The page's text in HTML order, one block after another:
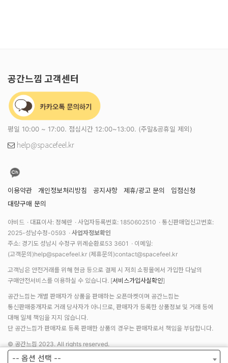
-- 옵션 선택 --
공간느낌 고객센터
평일 10:00 ~ 17:00. 점심시간 12:00~13:00. (주말&공휴일 제외)
help@spacefeel.kr
이용약관 개인정보처리방침 공지사항 제휴/광고 문의
입점신청
대량구매 문의
아비드 대표이사: 정혜란 사업자등록번호: 1850602510
통신판매업신고번호:
2025-성남수정-0593
사업자정보확인
주소: 경기도 성남시 수정구 위례순환로53 3601
이메일:
(고객문의)help@spacefeel.kr (제휴문의)contact@spacefeel.kr
고객님은 안전거래를 위해 현금 등으로 결제 시 저희 쇼핑몰에서 가입한 다날의
구매안전서비스를 이용하실 수 있습니다. [서비스가입사실확인]
공간느낌는 개별 판매자가 상품을 판매하는 오픈마켓이며 공간느낌는
통신판매중개자로 거래 당사자가 아니므로, 판매자가 등록한 상품정보 및 거래 등에
대해 일체 책임을 지지 않습니다.
단 공간느낌가 판매자로 등록 판매한 상품의 경우는 판매자로서 책임을 부담합니다.
© 공간느낌 2023. All rights reserved.